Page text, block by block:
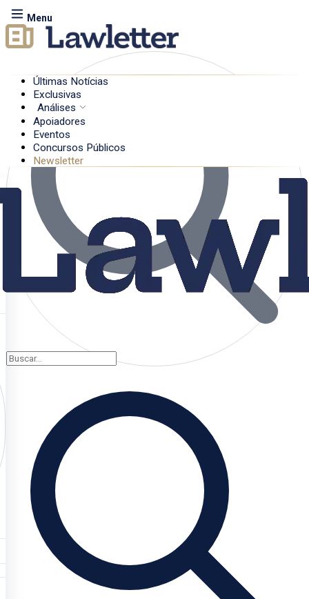
Menu
Últimas Notícias
Exclusivas
Análises
Apoiadores
Eventos
Concursos Públicos
Newsletter